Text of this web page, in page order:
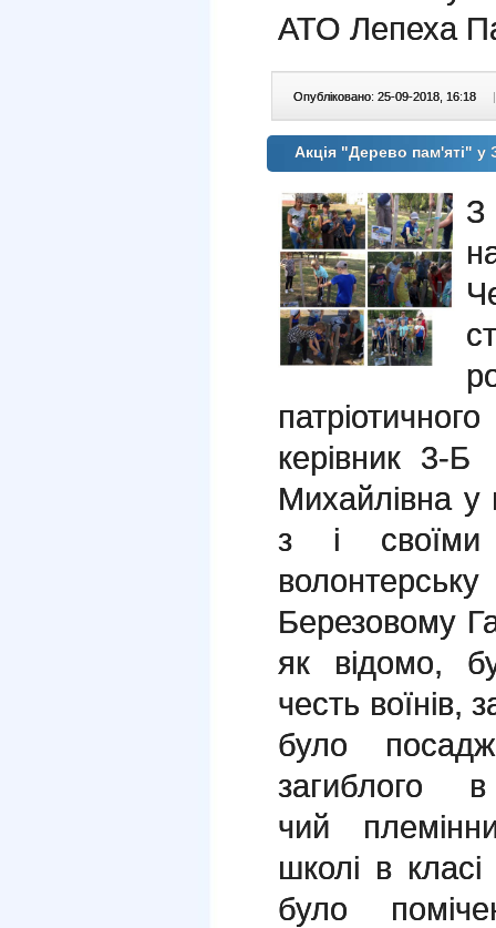
АТО Лепеха
Опубліковано: 25-09-2018, 16:18 |
Акція "Дерево пам'яті"
керівник 3-
Михайлівна у
з і своїми
Березовому
як відомо,
честь воїнів,
було
чий
школі в
було